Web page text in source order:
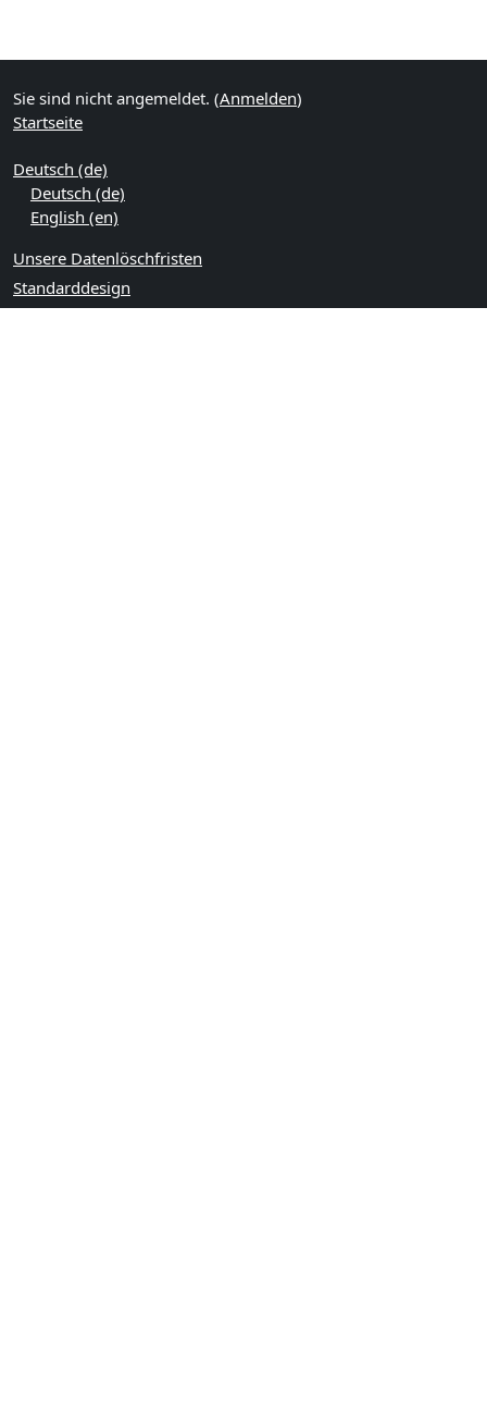
Sie sind nicht angemeldet. (Anmelden)
Startseite
Deutsch ‎(de)‎
Deutsch ‎(de)‎
English ‎(en)‎
Unsere Datenlöschfristen
Standarddesign